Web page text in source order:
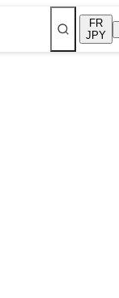
FR
JPY